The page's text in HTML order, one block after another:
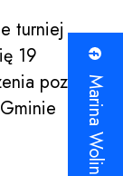
Marina Wolin
turniej
19
poznamy